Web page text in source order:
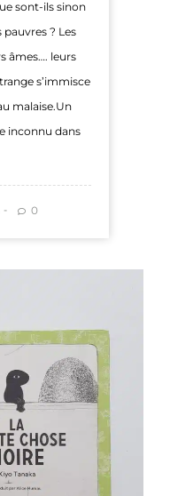
sont-ils sinon
? Les
âmes…. leurs
s’immisce
malaise.Un
inconnu dans
0